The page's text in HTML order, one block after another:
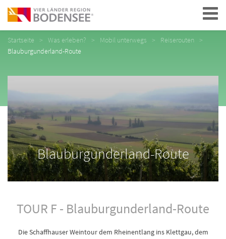
Navigation
Startseite Was erleben? Mobil unterwegs
Reiserouten
Blauburgunderland-Route
Blauburgunderland-Route
TOUR F - Blauburgunderland-Route
Die Schaffhauser Weintour dem Rheinentlang ins Klettgau, dem